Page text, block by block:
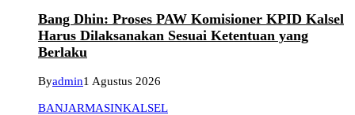
Bang Dhin: Proses PAW Komisioner KPID Kalsel
Harus Dilaksanakan Sesuai Ketentuan yang
Berlaku
Byadmin1 Agustus 2026
BANJARMASINKALSEL